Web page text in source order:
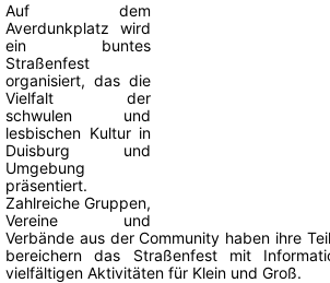
Auf dem
Averdunkplatz wird
ein buntes
Straßenfest
organisiert, das die
Vielfalt der
schwulen und
lesbischen Kultur in
Duisburg und
Umgebung
präsentiert.
Zahlreiche Gruppen,
Vereine und
Verbände aus der Community haben ihre
bereichern das Straßenfest mit
vielfältigen Aktivitäten für Klein und Groß.